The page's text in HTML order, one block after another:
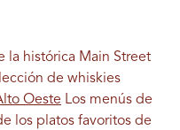
la histórica Main Street
de whiskies
Oeste Los menús de
los platos favoritos de